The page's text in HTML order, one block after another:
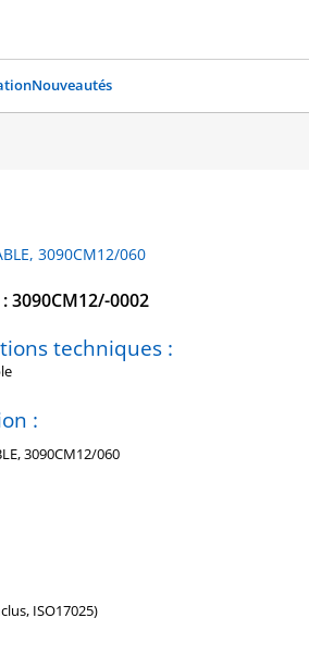
Nouveautés
3090CM12/060
3090CM12/-0002
techniques :
:
3090CM12/060
ISO17025)